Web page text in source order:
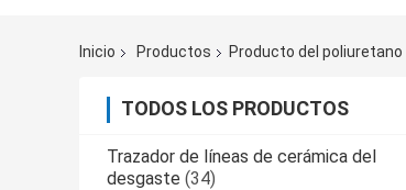
Inicio Productos Producto del poliuretano
TODOS LOS PRODUCTOS
Trazador de líneas de cerámica del
desgaste (34)